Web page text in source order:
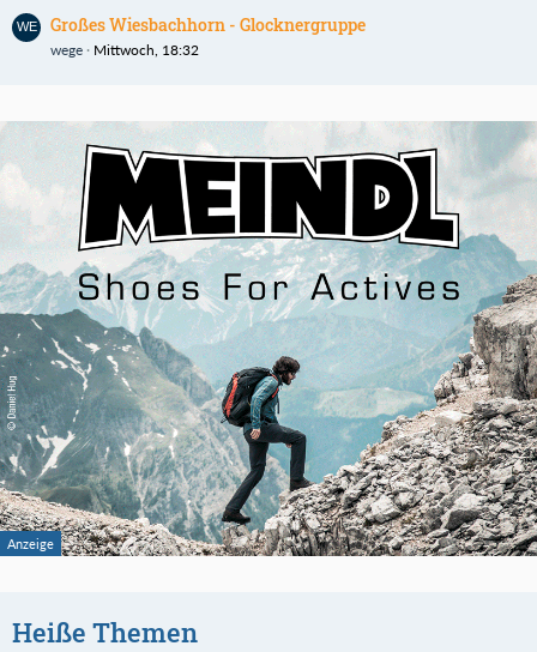
Großes Wiesbachhorn - Glocknergruppe
wege Mittwoch, 18:32
Heiße Themen